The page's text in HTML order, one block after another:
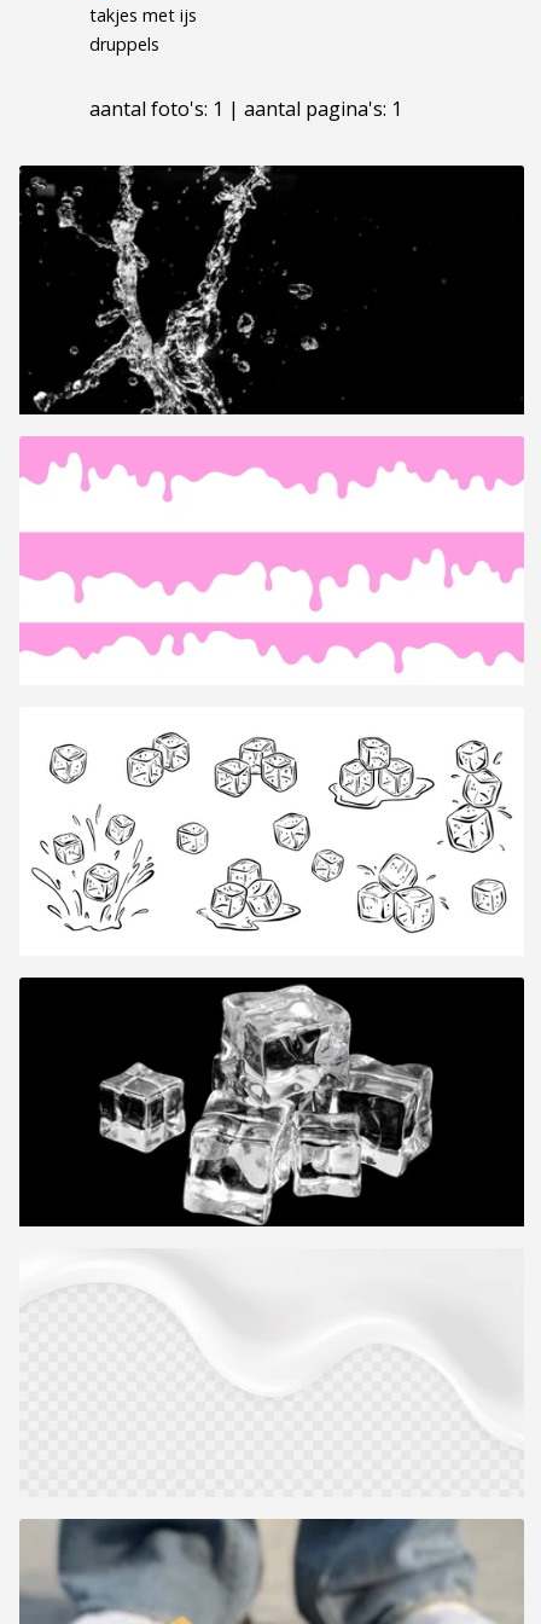
takjes met ijs
druppels
aantal foto's: 1 | aantal pagina's: 1